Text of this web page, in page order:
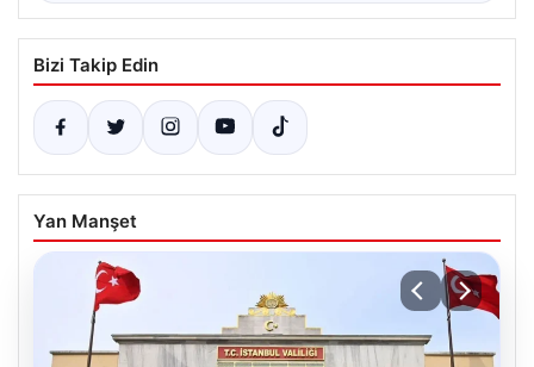
Bizi Takip Edin
Yan Manşet